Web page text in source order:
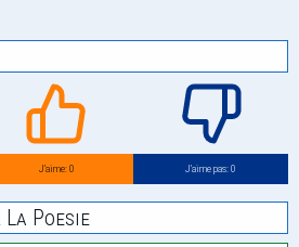
J’aime: 0 J’aime pas: 0
Poesie